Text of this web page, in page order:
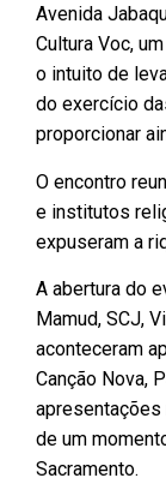
Avenida
Cultura Voc,
o intuito de
do exercício
proporcionar
O encontro
e institutos
expuseram a
A abertura do
Mamud, SCJ,
aconteceram
Canção Nova,
de um
Sacramento.